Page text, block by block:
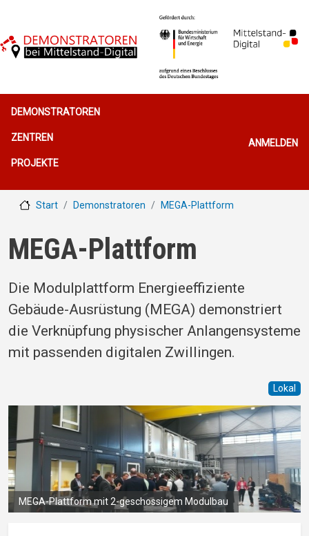
Hauptnavigation
DEMONSTRATOREN
ZENTREN
PROJEKTE
ANMELDEN
Start Demonstratoren MEGA-Plattform
MEGA-Plattform
Die Modulplattform Energieeffiziente
Gebäude-Ausrüstung (MEGA) demonstriert
die Verknüpfung physischer Anlangensysteme
mit passenden digitalen Zwillingen.
Lokal
MEGA-Plattform mit 2-geschossigem Modulbau